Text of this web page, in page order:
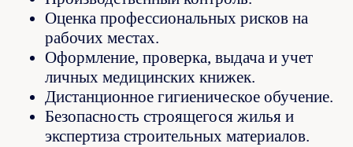
Оценка профессиональных рисков на
рабочих местах.
Оформление, проверка, выдача и учет
личных медицинских книжек.
Дистанционное гигиеническое обучение.
Безопасность строящегося жилья и
экспертиза строительных материалов.